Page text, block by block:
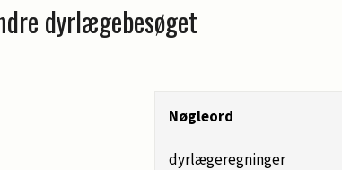
dyrlægebesøget
Nøgleord
dyrlægeregninger